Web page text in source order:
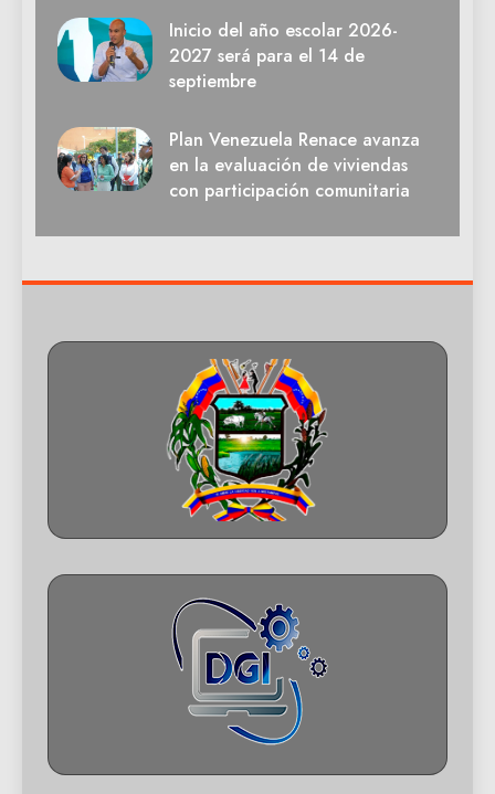
Inicio del año escolar 2026-
2027 será para el 14 de
septiembre
Plan Venezuela Renace avanza
en la evaluación de viviendas
con participación comunitaria